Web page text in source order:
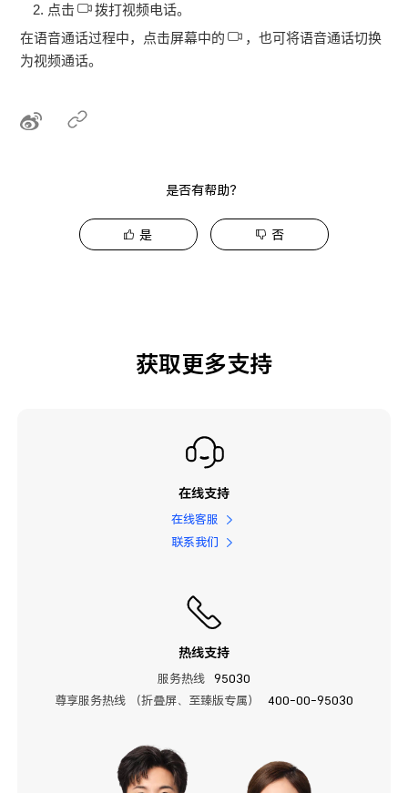
点击
拨打视频电话。
在语音通话过程中，点击屏幕中的
，也可将语音通话切换
为视频通话。
是否有帮助？
是 否
获取更多支持
在线支持
在线客服
联系我们
热线支持
服务热线
95030
尊享服务热线 （折叠屏、至臻版专属）
400-00-95030